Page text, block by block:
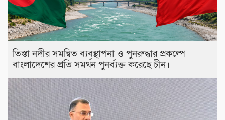
তিস্তা নদীর সমন্বিত ব্যবস্থাপনা ও পুনরুদ্ধার প্রকল্পে
বাংলাদেশের প্রতি সমর্থন পুনর্ব্যক্ত করেছে চীন।